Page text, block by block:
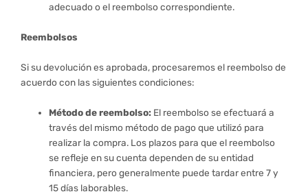
adecuado o el reembolso correspondiente.
Reembolsos
Si su devolución es aprobada, procesaremos el reembolso de
acuerdo con las siguientes condiciones:
Método de reembolso: El reembolso se efectuará a
través del mismo método de pago que utilizó para
realizar la compra. Los plazos para que el reembolso
se refleje en su cuenta dependen de su entidad
financiera, pero generalmente puede tardar entre 7 y
15 días laborables.